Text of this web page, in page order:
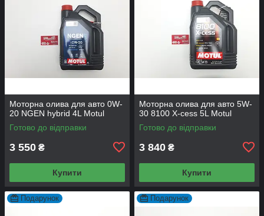
Моторна олива для авто 0W-
20 NGEN hybrid 4L Motul
Готово до відправки
3 550 ₴
Купити
Моторна олива для авто 5W-
30 8100 X-cess 5L Motul
Готово до відправки
3 840 ₴
Купити
Подарунок Подарунок